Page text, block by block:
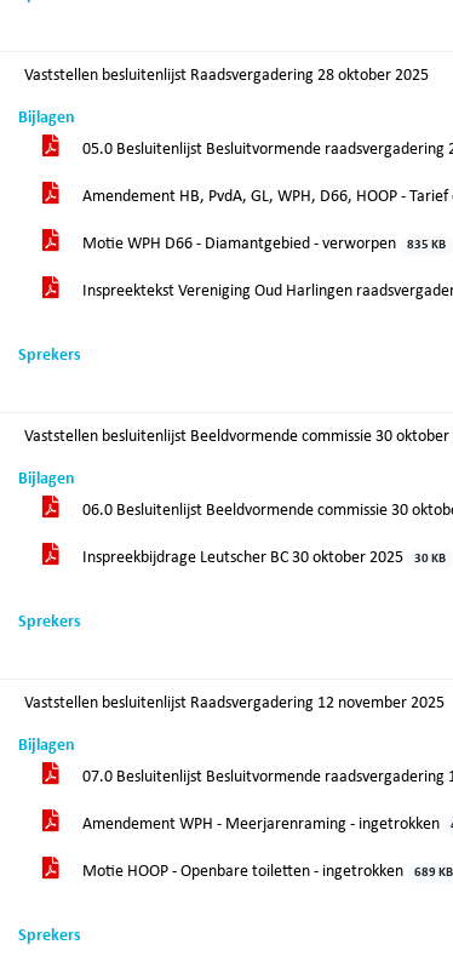
Vaststellen besluitenlijst Raadsvergadering 28 oktober 2025
Bijlagen
05.0 Besluitenlijst Besluitvormende raadsvergadering
Amendement HB, PvdA, GL, WPH, D66, HOOP -
Motie WPH D66 - Diamantgebied - verworpen 835 KB
Inspreektekst Vereniging Oud Harlingen
Sprekers
Vaststellen besluitenlijst Beeldvormende commissie 30 oktober
Bijlagen
06.0 Besluitenlijst Beeldvormende commissie 30
Inspreekbijdrage Leutscher BC 30 oktober 2025 30 KB
Sprekers
Vaststellen besluitenlijst Raadsvergadering 12 november 2025
Bijlagen
07.0 Besluitenlijst Besluitvormende raadsvergadering
Amendement WPH - Meerjarenraming - ingetrokken
Motie HOOP - Openbare toiletten - ingetrokken 689 KB
Sprekers